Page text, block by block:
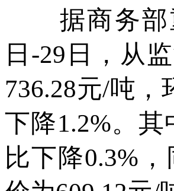
据商务部重
日-29日，从
736.28元/吨
下降1.2%。
比下降0.3%